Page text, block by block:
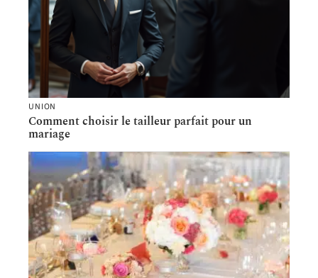
UNION
Comment choisir le tailleur parfait pour un
mariage